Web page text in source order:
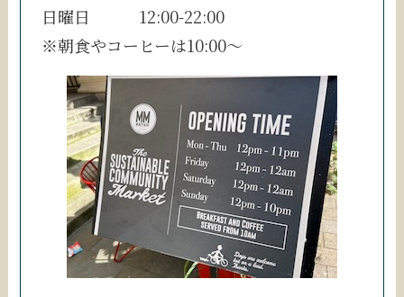
日曜日 12:00-22:00
※朝食やコーヒーは10:00〜